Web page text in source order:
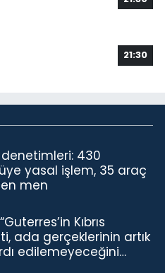
21:30
430
yasal işlem, 35 araç
men
Kıbrıs
ada gerçeklerinin artık
edilemeyeceğini